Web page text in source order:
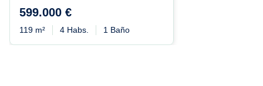
599.000 €
119 m² 4 Habs. 1 Baño